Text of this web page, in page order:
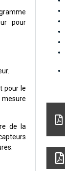
pour
pour le
mesure
de la